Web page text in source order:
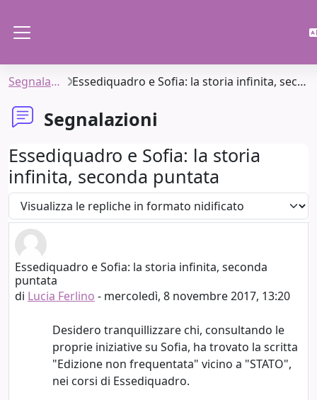
Segnalazioni Essediquadro e Sofia: la storia infinita, seconda puntata
Segnalazioni
Essediquadro e Sofia: la storia
infinita, seconda puntata
Modalità visualizzazione
Essediquadro e Sofia: la storia infinita, seconda
puntata
di Lucia Ferlino - mercoledì, 8 novembre 2017, 13:20
Numero di risposte: 0
Desidero tranquillizzare chi, consultando le
proprie iniziative su Sofia, ha trovato la scritta
"Edizione non frequentata" vicino a "STATO",
nei corsi di Essediquadro.